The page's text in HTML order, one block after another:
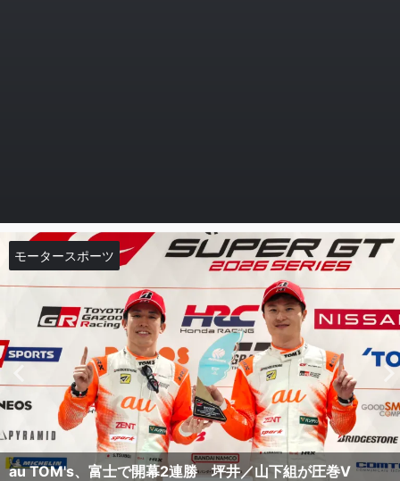
EV
デザイン一新！プジョー新型「408 GT HYBRID」登場、
光るエンブレムとレタリングで未来感を演出
モータースポーツ
au TOM's、富士で開幕2連勝 坪井／山下組が圧巻V
モータースポーツ
ホンダF1、マイアミGPで信頼性に手応え 折原氏「前進」
と評価
モータースポーツ
F1マイアミGP、ホンダPUは予選18位・19位──折原
TGM「次への小さな一歩」
ニュース
日産、軽EV「サクラ」を一部改良 補助金活用で実質187
万円から
ニュース
ホンダ、新型EV「インサイト」を発売 3000台限定、
550万円
ニュース
ホンダ、小型EV「スーパーワン」の先行予約を開始 5月
下旬発売へ
EV
テスラ、新型6人乗りSUV「Model Y L」を発表 室内空間
を大幅拡大、3年間充電無料キャンペーンも
EV
BMW iX3が国際的な二冠を達成：「ワールド・カー・オ
ブ・ザ・イヤー」と「ワールド・エレクトリック・ビーク
ル2026」を受賞
ニュース
アウディ、新型RS 5に量産車初の革新技術を搭載 – 究極の
ハンドリングへ